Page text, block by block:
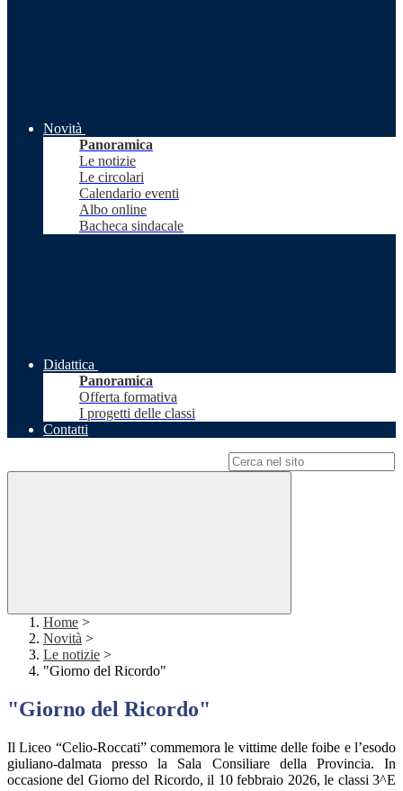
Novità
Panoramica
Le notizie
Le circolari
Calendario eventi
Albo online
Bacheca sindacale
Didattica
Panoramica
Offerta formativa
I progetti delle classi
Contatti
Home >
Novità >
Le notizie >
"Giorno del Ricordo"
"Giorno del Ricordo"
Il Liceo “Celio-Roccati” commemora le vittime delle foibe e l’esodo
giuliano-dalmata presso la Sala Consiliare della Provincia. In
occasione del Giorno del Ricordo, il 10 febbraio 2026, le classi 3^E